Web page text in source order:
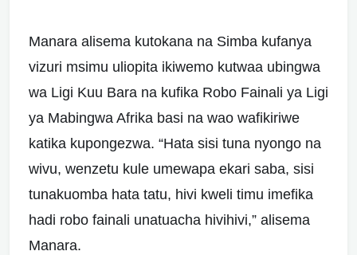
Manara alisema kutokana na Simba kufanya
vizuri msimu uliopita ikiwemo kutwaa ubingwa
wa Ligi Kuu Bara na kufika Robo Fainali ya Ligi
ya Mabingwa Afrika basi na wao wafikiriwe
katika kupongezwa. “Hata sisi tuna nyongo na
wivu, wenzetu kule umewapa ekari saba, sisi
tunakuomba hata tatu, hivi kweli timu imefika
hadi robo fainali unatuacha hivihivi,” alisema
Manara.